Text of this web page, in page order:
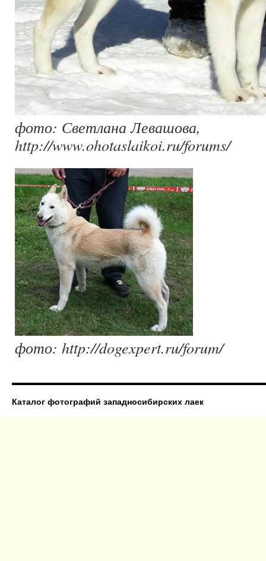
фото: Светлана Левашова,
http://www.ohotaslaikoi.ru/forums/
фото: http://dogexpert.ru/forum/
Каталог фотографий западносибирских лаек